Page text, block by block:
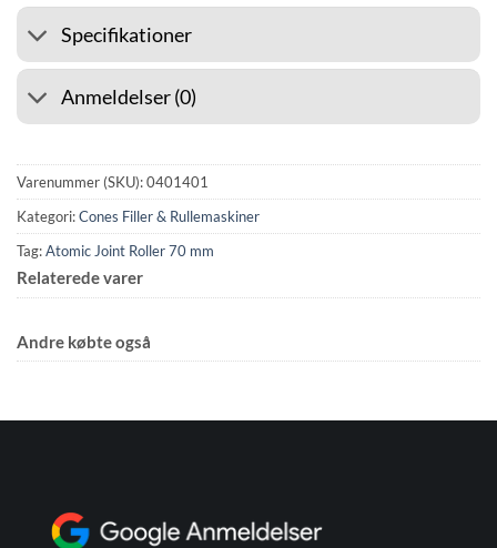
Specifikationer
Anmeldelser (0)
Varenummer (SKU):0401401
Kategori:Cones Filler & Rullemaskiner
Tag:Atomic Joint Roller 70 mm
Relaterede varer
Andre købte også